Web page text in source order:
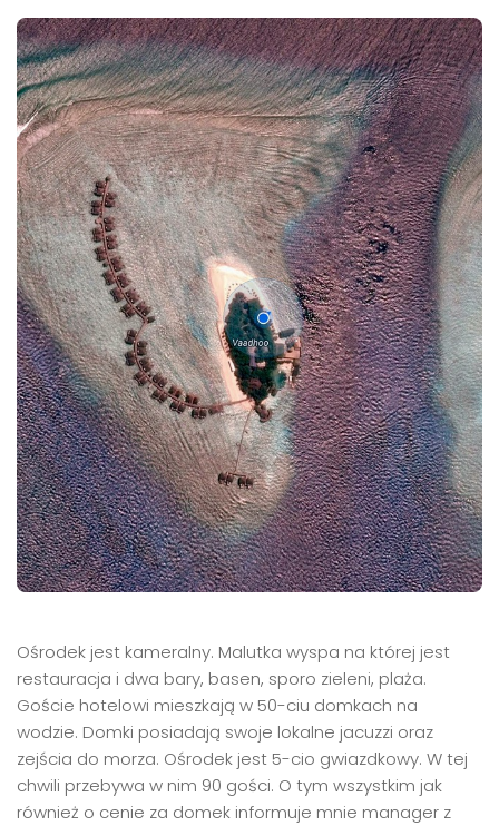
Ośrodek jest kameralny. Malutka wyspa na której jest
restauracja i dwa bary, basen, sporo zieleni, plaża.
Goście hotelowi mieszkają w 50-ciu domkach na
wodzie. Domki posiadają swoje lokalne jacuzzi oraz
zejścia do morza. Ośrodek jest 5-cio gwiazdkowy. W tej
chwili przebywa w nim 90 gości. O tym wszystkim jak
również o cenie za domek informuje mnie manager z